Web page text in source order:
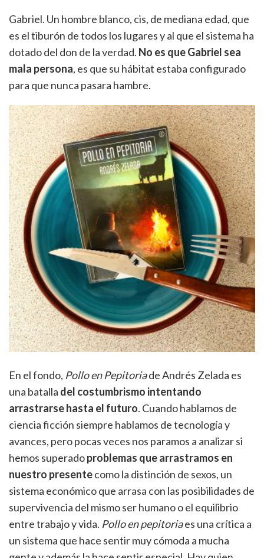
Gabriel. Un hombre blanco, cis, de mediana edad, que
es el tiburón de todos los lugares y al que el sistema ha
dotado del don de la verdad. No es que Gabriel sea
mala persona, es que su hábitat estaba configurado
para que nunca pasara hambre.
En el fondo, Pollo en Pepitoriade Andrés Zelada es
una batalla del costumbrismo intentando
arrastrarse hasta el futuro. Cuando hablamos de
ciencia ficción siempre hablamos de tecnología y
avances, pero pocas veces nos paramos a analizar si
hemos superadoproblemas que arrastramos en
nuestro presentecomo la distinción de sexos, un
sistema económico que arrasa con las posibilidades de
supervivencia del mismo ser humano o el equilibrio
entre trabajo y vida. Pollo en pepitoriaes una crítica a
un sistema que hace sentir muy cómoda a mucha